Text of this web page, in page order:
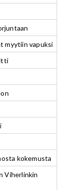
myytiin vapuksi
kokemusta
Viherlinkin